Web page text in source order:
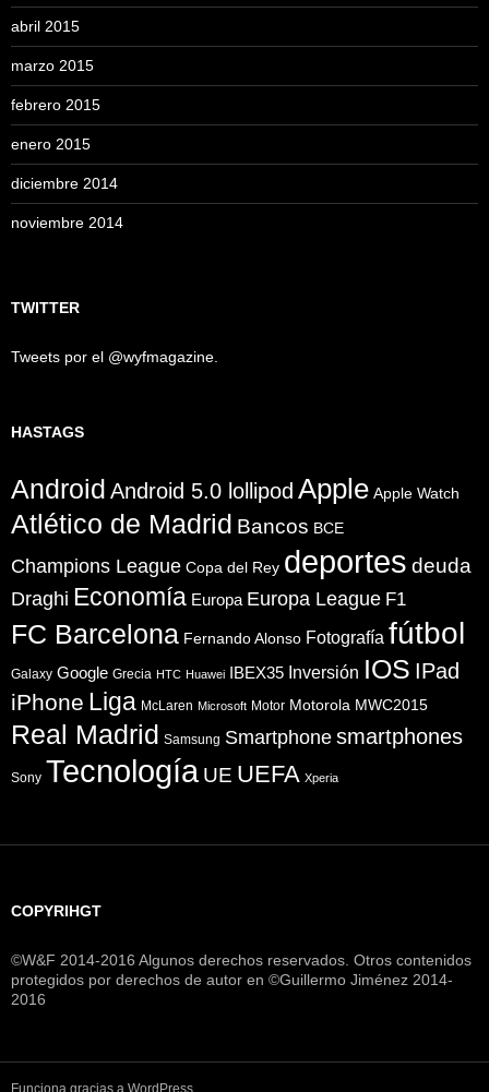
abril 2015
marzo 2015
febrero 2015
enero 2015
diciembre 2014
noviembre 2014
TWITTER
Tweets por el @wyfmagazine.
HASTAGS
Android Android 5.0 lollipod Apple Apple Watch
Atlético de Madrid Bancos BCE
Champions League Copa del Rey deportes deuda
Draghi Economía Europa Europa League F1
FC Barcelona Fernando Alonso Fotografía fútbol
Galaxy Google Grecia HTC Huawei IBEX35 Inversión IOS IPad
iPhone Liga McLaren Microsoft Motor Motorola MWC2015
Real Madrid Samsung Smartphone smartphones
Sony Tecnología UE UEFA Xperia
COPYRIHGT
©W&F 2014-2016 Algunos derechos reservados. Otros contenidos
protegidos por derechos de autor en ©Guillermo Jiménez 2014-
2016
Funciona gracias a WordPress